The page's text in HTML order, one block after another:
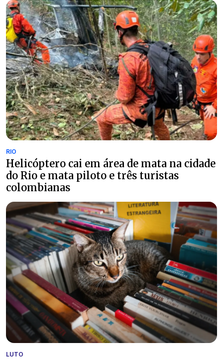
RIO
Helicóptero cai em área de mata na cidade
do Rio e mata piloto e três turistas
colombianas
LUTO